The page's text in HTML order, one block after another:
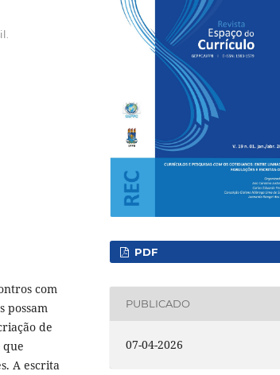
com
possam
de
que
A escrita
PDF
PUBLICADO
07-04-2026